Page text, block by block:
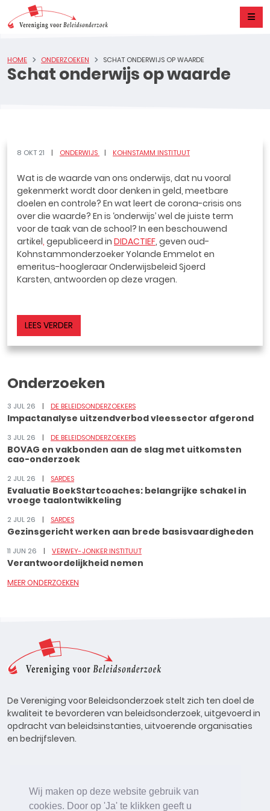
Wij maken op deze website gebruik van
cookies. Door op 'Ja' te klikken geeft u
Schat onderwijs op waarde
HOME ONDERZOEKEN SCHAT ONDERWIJS OP WAARDE
8 OKT 21 ONDERWIJS KOHNSTAMM INSTITUUT
Wat is de waarde van ons onderwijs, dat nu vooral
gekenmerkt wordt door denken in geld, meetbare
doelen en controle? En wat leert de corona-crisis ons
over die waarde? En is ‘onderwijs’ wel de juiste term
voor de taak van de school? In een beschouwend
artikel, gepubliceerd in DIDACTIEF, geven oud-
Kohnstammonderzoeker Yolande Emmelot en
emeritus-hoogleraar Onderwijsbeleid Sjoerd
Karsten, antwoorden op deze vragen.
LEES VERDER
Onderzoeken
3 JUL 26 DE BELEIDSONDERZOEKERS
Impactanalyse uitzendverbod vleessector afgerond
3 JUL 26 DE BELEIDSONDERZOEKERS
BOVAG en vakbonden aan de slag met uitkomsten
cao-onderzoek
2 JUL 26 SARDES
Evaluatie BoekStartcoaches: belangrijke schakel in
vroege taalontwikkeling
2 JUL 26 SARDES
Gezinsgericht werken aan brede basisvaardigheden
11 JUN 26 VERWEY-JONKER INSTITUUT
Verantwoordelijkheid nemen
MEER ONDERZOEKEN
De Vereniging voor Beleidsonderzoek stelt zich ten doel de
kwaliteit te bevorderen van beleidsonderzoek, uitgevoerd in
opdracht van beleidsinstanties, uitvoerende organisaties
en bedrijfsleven.